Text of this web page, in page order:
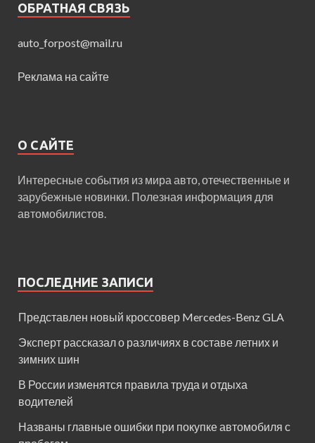
ОБРАТНАЯ СВЯЗЬ
auto_forpost@mail.ru
Реклама на сайте
О САЙТЕ
Интересные события из мира авто, отечественные и
зарубежные новинки. Полезная информация для
автомобилистов.
ПОСЛЕДНИЕ ЗАПИСИ
Представлен новый кроссовер Mercedes-Benz GLA
Эксперт рассказал о различиях в составе летних и
зимних шин
В России изменятся правила труда и отдыха
водителей
Названы главные ошибки при покупке автомобиля с